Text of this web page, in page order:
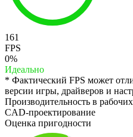
161
FPS
0%
Идеально
* Фактический FPS может
версии игры, драйверов и
Производительность в рабочих
CAD-проектирование
Оценка пригодности